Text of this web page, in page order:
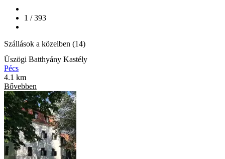
1 / 393
Szállások a közelben (14)
Üszögi Batthyány Kastély
Pécs
4.1 km
Bővebben